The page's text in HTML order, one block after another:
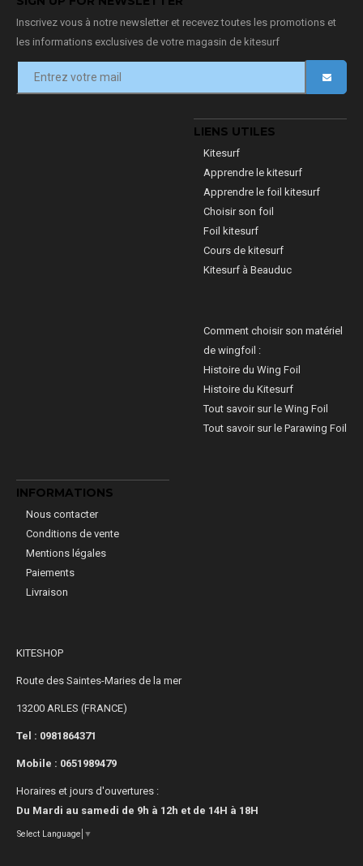
Inscrivez vous à notre newsletter et recevez toutes les promotions et
les informations exclusives de votre magasin de kitesurf
LIENS UTILES
Kitesurf
Apprendre le kitesurf
Apprendre le foil kitesurf
Choisir son foil
Foil kitesurf
Cours de kitesurf
Kitesurf à Beauduc
Comment choisir son matériel
de wingfoil :
Histoire du Wing Foil
Histoire du Kitesurf
Tout savoir sur le Wing Foil
Tout savoir sur le Parawing Foil
INFORMATIONS
Nous contacter
Conditions de vente
Mentions légales
Paiements
Livraison
KITESHOP
Route des Saintes-Maries de la mer
13200 ARLES (FRANCE)
Tel : 0981864371
Mobile : 0651989479
Horaires et jours d'ouvertures :
Du Mardi au samedi de 9h à 12h et de 14H à 18H
Select Language ▼